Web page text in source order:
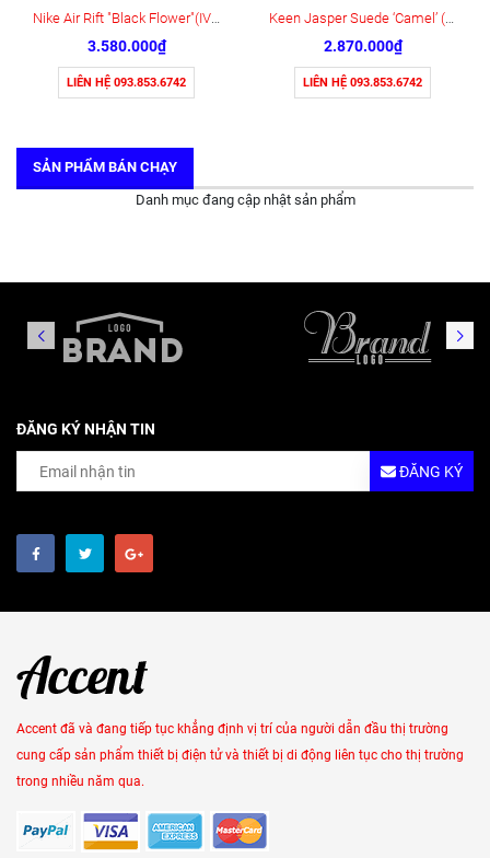
Nike Air Rift "Black Flower"(IV5682-001)
3.580.000₫
LIÊN HỆ 093.853.6742
Keen Jasper Suede ‘Camel’ (1004337)
2.870.000₫
LIÊN HỆ 093.853.6742
SẢN PHẨM BÁN CHẠY
Danh mục đang cập nhật sản phẩm
ĐĂNG KÝ NHẬN TIN
ĐĂNG KÝ
Accent đã và đang tiếp tục khẳng định vị trí của người dẫn đầu thị trường
cung cấp sản phẩm thiết bị điện tử và thiết bị di động liên tục cho thị trường
trong nhiều năm qua.